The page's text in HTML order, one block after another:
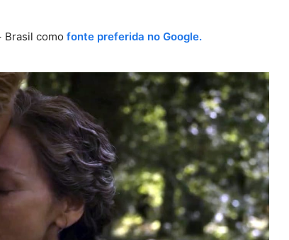
Brasil como fonte preferida no Google.